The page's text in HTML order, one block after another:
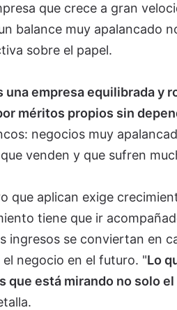
que crece a gran
balance muy apalancado
sobre el papel.
una empresa equilibrada y
méritos propios sin
negocios muy
venden y que sufren
que aplican exige
tiene que ir
ingresos se conviertan en
negocio en el futuro. "Lo
que está mirando no solo